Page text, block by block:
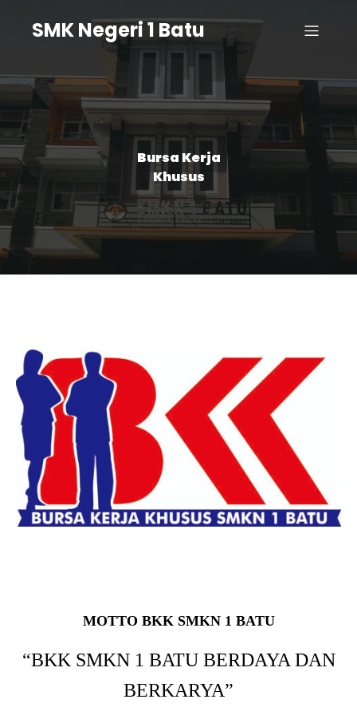
SMK Negeri 1 Batu
Bursa Kerja
Khusus
MOTTO BKK SMKN 1 BATU
“BKK SMKN 1 BATU BERDAYA DAN
BERKARYA”